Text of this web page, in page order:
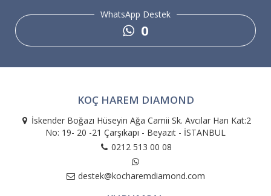
WhatsApp Destek
0
KOÇ HAREM DIAMOND
İskender Boğazı Hüseyin Ağa Camii Sk. Avcılar Han Kat:2
No: 19- 20 -21 Çarşıkapı - Beyazıt - İSTANBUL
0212 513 00 08
destek@kocharemdiamond.com